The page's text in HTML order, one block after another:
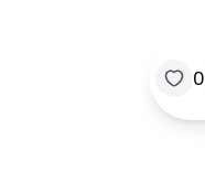
0